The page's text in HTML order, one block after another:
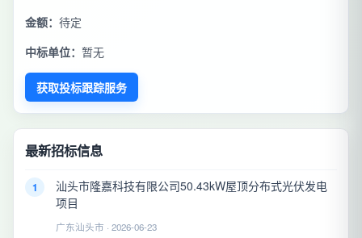
金额： 待定
中标单位： 暂无
获取投标跟踪服务
最新招标信息
1
汕头市隆嘉科技有限公司50.43kW屋顶分布式光伏发电
项目
广东汕头市 · 2026-06-23